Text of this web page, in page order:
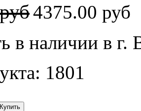
4375.00 руб
в наличии в г.
1801